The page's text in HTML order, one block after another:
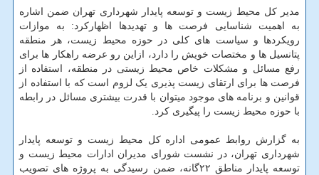
مدیر کل محیط زیست و توسعه پایدار شهرداری تهران ضمن اشاره
به اهمیت شناسایی فرصت ها و تهدیدها اظهارکرد: به موازات
رویکردها و سیاست های کلی در حوزه محیط زیست، هر منطقه
پتانسیل ها و مختصات خویش را دارد، ازاین رو عرضه راهکار ها برای
رفع مسائل و مشکلات خاص محیط زیستی در منطقه، استفاده از
فرصت ها برای ارتقای زیست پذیری یک لزوم است که با استفاده از
قوانین و برنامه های موجود میتوان با قدرت بیشتری مسائل در رابطه
با حوزه محیط زیست را پیگیری کرد.
به گزارش روابط عمومی اداره کل محیط زیست و توسعه پایدار
شهرداری تهران، در نشست شورای مدیران ادارات محیط زیست و
توسعه پایدار مناطق ۲۲گانه، ضمن رسیدگی به پروژه های تصویب